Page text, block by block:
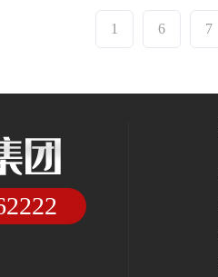
1 6 7